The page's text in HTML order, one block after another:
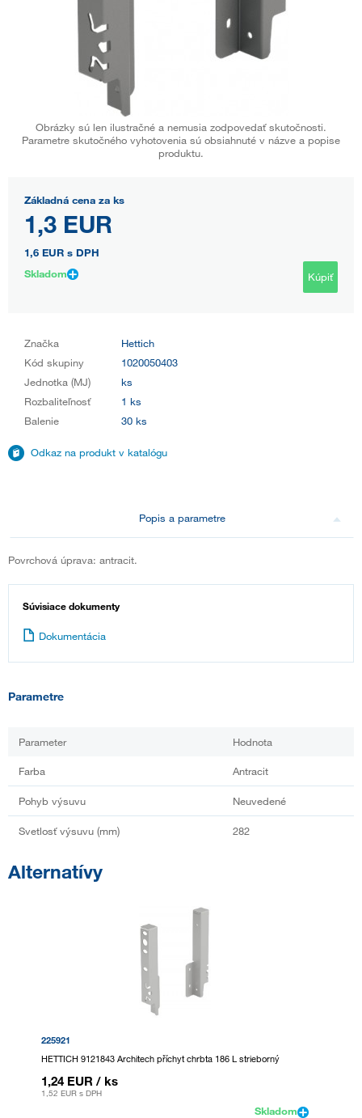
Obrázky sú len ilustračné a nemusia zodpovedať skutočnosti.
Parametre skutočného vyhotovenia sú obsiahnuté v názve a popise
produktu.
Základná cena za ks
1,3 EUR
1,6 EUR s DPH
Skladom
Kúpiť
Značka
Hettich
Kód skupiny
1020050403
Jednotka (MJ)
ks
Rozbaliteľnosť
1 ks
Balenie
30 ks
Odkaz na produkt v katalógu
Popis a parametre
Povrchová úprava: antracit.
Súvisiace dokumenty
Dokumentácia
Parametre
Parameter Hodnota
Farba Antracit
Pohyb výsuvu Neuvedené
Svetlosť výsuvu (mm) 282
Alternatívy
225921
HETTICH 9121843 Architech příchyt chrbta 186 L strieborný
1,24 EUR / ks
1,52 EUR s DPH
Skladom